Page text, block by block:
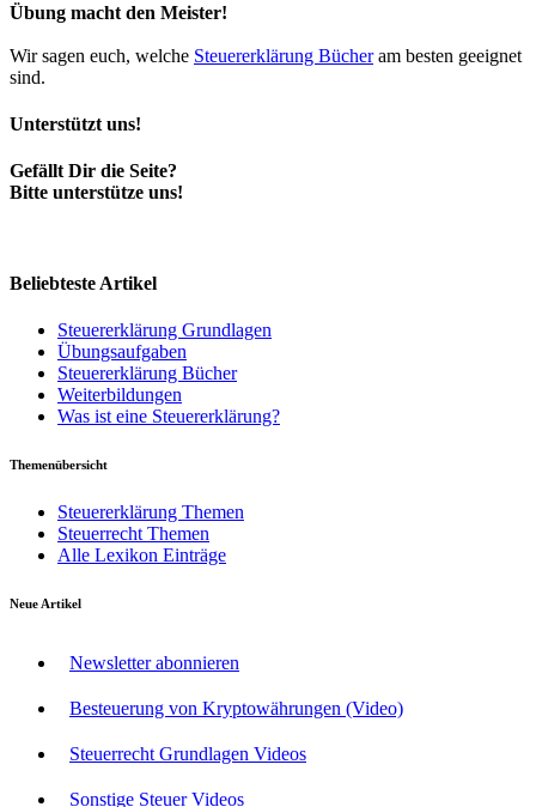
Übung macht den Meister!
Wir sagen euch, welche Steuererklärung Bücheram besten geeignet
sind.
Unterstützt uns!
Gefällt Dir die Seite?
Bitte unterstütze uns!
Beliebteste Artikel
Steuererklärung Grundlagen
Übungsaufgaben
Steuererklärung Bücher
Weiterbildungen
Was ist eine Steuererklärung?
Themenübersicht
Steuererklärung Themen
Steuerrecht Themen
Alle Lexikon Einträge
Neue Artikel
Newsletter abonnieren
Besteuerung von Kryptowährungen (Video)
Steuerrecht Grundlagen Videos
Sonstige Steuer Videos